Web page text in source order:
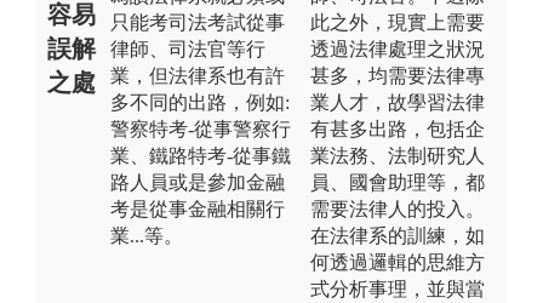
容易
誤解
之處
只能考司法考試從事
律師、司法官等行
業，但法律系也有許
多不同的出路，例如:
警察特考-從事警察行
業、鐵路特考-從事鐵
路人員或是參加金融
考是從事金融相關行
業...等。
此之外，現實上需要
透過法律處理之狀況
甚多，均需要法律專
業人才，故學習法律
有甚多出路，包括企
業法務、法制研究人
員、國會助理等，都
需要法律人的投入。
在法律系的訓練，如
何透過邏輯的思維方
式分析事理，並與當